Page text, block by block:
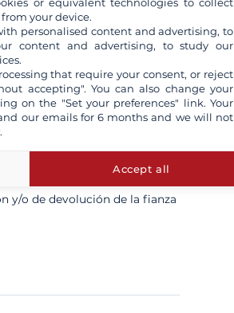
y/o de devolución de la fianza
your device.
personalised content and advertising, to
content and advertising, to study our
that require your consent, or reject
accepting". You can also change your
on the "Set your preferences" link. Your
our emails for 6 months and we will not
Accept all